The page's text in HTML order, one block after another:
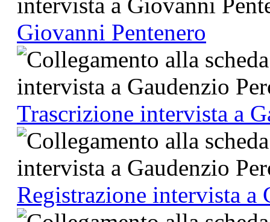
Giovanni Pentenero
Trascrizione intervista a
Registrazione intervista a